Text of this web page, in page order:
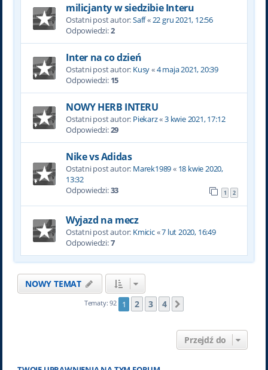
milicjanty w siedzibie Interu
Ostatni post autor:Saff«22 gru 2021, 12:56
Odpowiedzi:2
Inter na co dzień
Ostatni post autor: Kusy«4 maja 2021, 20:39
Odpowiedzi: 15
NOWY HERB INTERU
Ostatni post autor: Piekarz«3 kwie 2021, 17:12
Odpowiedzi:29
Nike vs Adidas
Ostatni post autor: Marek1989« 18 kwie 2020,
13:32
Odpowiedzi:33 1 2
Wyjazd na mecz
Ostatni post autor: Kmicic«7 lut 2020, 16:49
Odpowiedzi:7
NOWY TEMAT
Tematy: 92 1 2 3 4
Przejdź do